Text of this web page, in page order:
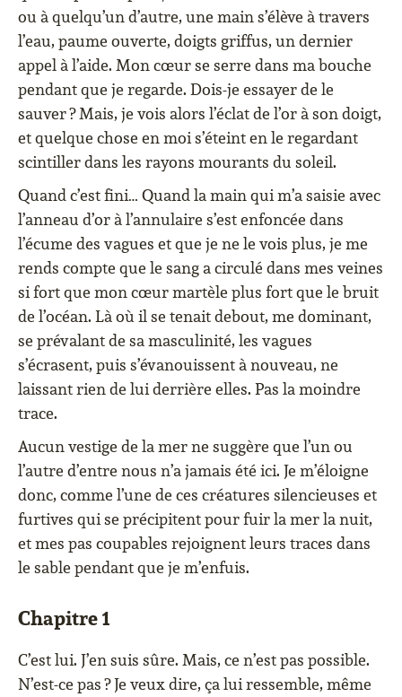
ou à quelqu’un d’autre, une main s’élève à travers
l’eau, paume ouverte, doigts griffus, un dernier
appel à l’aide. Mon cœur se serre dans ma bouche
pendant que je regarde. Dois-je essayer de le
sauver ? Mais, je vois alors l’éclat de l’or à son doigt,
et quelque chose en moi s’éteint en le regardant
scintiller dans les rayons mourants du soleil.
Quand c’est fini… Quand la main qui m’a saisie avec
l’anneau d’or à l’annulaire s’est enfoncée dans
l’écume des vagues et que je ne le vois plus, je me
rends compte que le sang a circulé dans mes veines
si fort que mon cœur martèle plus fort que le bruit
de l’océan. Là où il se tenait debout, me dominant,
se prévalant de sa masculinité, les vagues
s’écrasent, puis s’évanouissent à nouveau, ne
laissant rien de lui derrière elles. Pas la moindre
trace.
Aucun vestige de la mer ne suggère que l’un ou
l’autre d’entre nous n’a jamais été ici. Je m’éloigne
donc, comme l’une de ces créatures silencieuses et
furtives qui se précipitent pour fuir la mer la nuit,
et mes pas coupables rejoignent leurs traces dans
le sable pendant que je m’enfuis.
Chapitre 1
C’est lui. J’en suis sûre. Mais, ce n’est pas possible.
N’est-ce pas ? Je veux dire, ça lui ressemble, même